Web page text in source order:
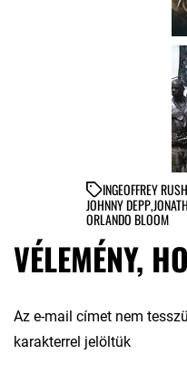
INGEOFFREY RUSH
JOHNNY DEPP,
ORLANDO BLOOM
VÉLEMÉNY,
Az e-mail címet nem
karakterrel jelöltük